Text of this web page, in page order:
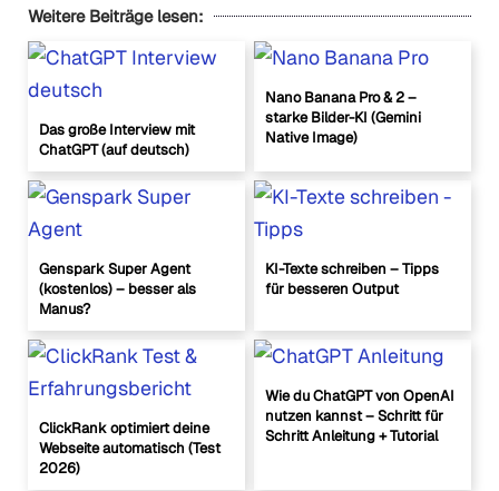
Weitere Beiträge lesen:
Das große Interview mit
ChatGPT (auf deutsch)
Nano Banana Pro & 2 –
starke Bilder-KI (Gemini
Native Image)
Genspark Super Agent
(kostenlos) – besser als
Manus?
KI-Texte schreiben – Tipps
für besseren Output
ClickRank optimiert deine
Webseite automatisch (Test
2026)
Wie du ChatGPT von OpenAI
nutzen kannst – Schritt für
Schritt Anleitung + Tutorial